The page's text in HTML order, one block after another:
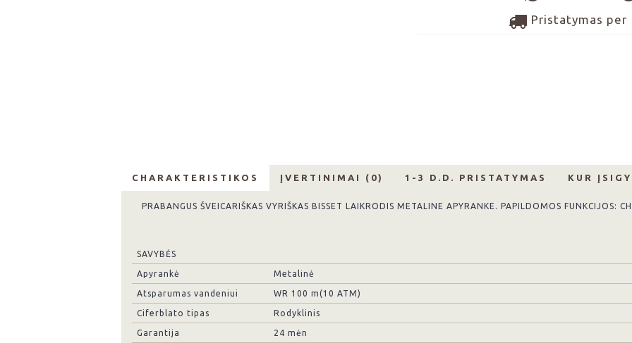
Pristatymas per
CHARAKTERISTIKOS ĮVERTINIMAI (0) 1-3 D.D. PRISTATYMAS KUR
PRABANGUS ŠVEICARIŠKAS VYRIŠKAS BISSET LAIKRODIS METALINE APYRANKE. PAPILDOMOS FUNKCIJOS:
SAVYBĖS
Apyrankė Metalinė
Atsparumas vandeniui WR 100 m(10 ATM)
Ciferblato tipas Rodyklinis
Garantija 24 mėn